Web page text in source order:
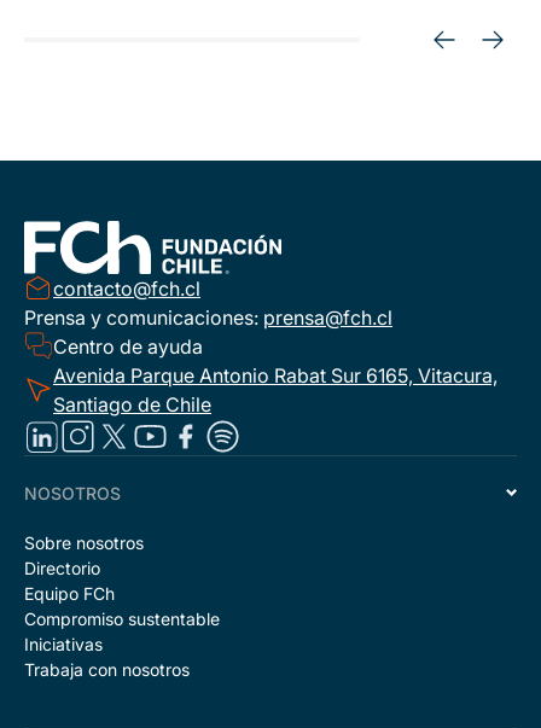
contacto@fch.cl
Prensa y comunicaciones: prensa@fch.cl
Centro de ayuda
Avenida Parque Antonio Rabat Sur 6165, Vitacura,
Santiago de Chile
NOSOTROS
Sobre nosotros
Directorio
Equipo FCh
Compromiso sustentable
Iniciativas
Trabaja con nosotros